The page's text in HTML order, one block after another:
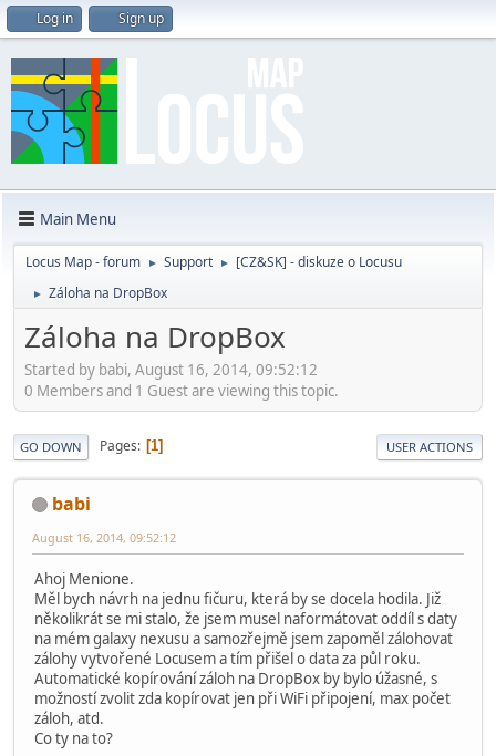
Log in Sign up
Main Menu
Locus Map - forum ► Support ► [CZ&SK] - diskuze o Locusu
► Záloha na DropBox
Záloha na DropBox
Started by babi, August 16, 2014, 09:52:12
0 Members and 1 Guest are viewing this topic.
GO DOWN Pages 1 USER ACTIONS
babi
August 16, 2014, 09:52:12
Ahoj Menione.
Měl bych návrh na jednu fičuru, která by se docela hodila. Již
několikrát se mi stalo, že jsem musel naformátovat oddíl s daty
na mém galaxy nexusu a samozřejmě jsem zapoměl zálohovat
zálohy vytvořené Locusem a tím přišel o data za půl roku.
Automatické kopírování záloh na DropBox by bylo úžasné, s
možností zvolit zda kopírovat jen při WiFi připojení, max počet
záloh, atd.
Co ty na to?